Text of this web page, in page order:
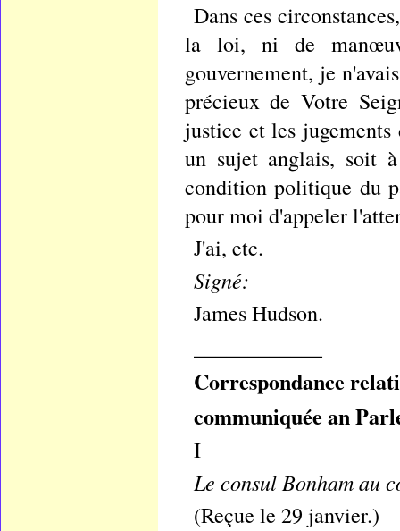
Dans ces
la loi, ni de
gouvernement, je
précieux de Votre
justice et les
un sujet anglais, soit
condition politique du
pour moi d'appeler
J'ai, etc.
Signé:
James Hudson.
Correspondance
communiquée an
I
Le consul Bonham au
(Reçue le 29 janvier.)